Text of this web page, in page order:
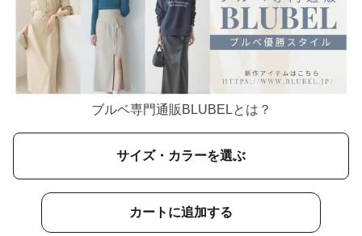
ブルベ専門通販BLUBELとは？
サイズ・カラーを選ぶ
カートに追加する